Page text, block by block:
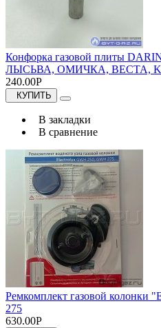
Конфорка газовой плиты
ЛЫСЬВА, ОМИЧКА, ВЕСТА,
240.00Р
КУПИТЬ
В закладки
В сравнение
Ремкомплект газовой колонки
275
630.00Р